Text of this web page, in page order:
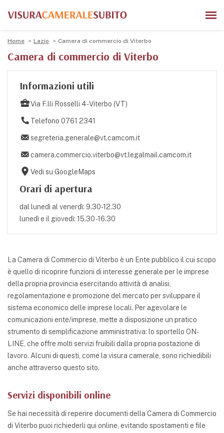
Home Lazio Camera di commercio di Viterbo
Camera di commercio di Viterbo
Informazioni utili
Via F.lli Rosselli 4 - Viterbo (VT)
Telefono 0761 2341
segreteria.generale@vt.camcom.it
camera.commercio.viterbo@vt.legalmail.camcom.it
Vedi su GoogleMaps
Orari di apertura
dal lunedì al venerdì: 9.30-12.30
lunedì e il giovedì: 15.30 -16.30
La Camera di Commercio di Viterbo è un Ente pubblico il cui scopo
è quello di ricoprire funzioni di interesse generale per le imprese
della propria provincia esercitando attività di analisi,
regolamentazione e promozione del mercato per sviluppare il
sistema economico delle imprese locali. Per agevolare le
comunicazioni ente/imprese, mette a disposizione un pratico
strumento di semplificazione amministrativa: lo sportello ON-
LINE, che offre molti servizi fruibili dalla propria postazione di
lavoro. Alcuni di questi, come la visura camerale, sono richiedibili
anche attraverso questo sito.
Servizi disponibili online
Se hai necessità di reperire documenti della Camera di Commercio
di Viterbo puoi richiederli qui online, evitando spostamenti e file